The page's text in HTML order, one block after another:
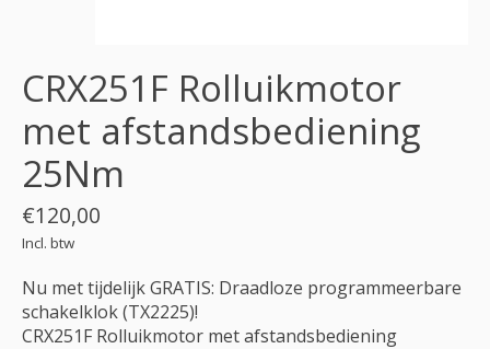
CRX251F Rolluikmotor
met afstandsbediening
25Nm
€120,00
Incl. btw
Nu met tijdelijk GRATIS: Draadloze programmeerbare
schakelklok (TX2225)!
CRX251F Rolluikmotor met afstandsbediening